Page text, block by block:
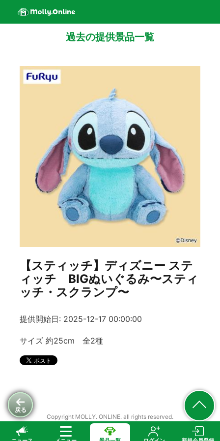
戻る
過去の提供景品一覧
【スティッチ】ディズニー ステ
ィッチ BIGぬいぐるみ〜スティ
ッチ・スクランプ〜
提供開始日: 2025-12-17 00:00:00
サイズ 約25cm 全2種
Copyright MOLLY. ONLINE. all rights reserved.